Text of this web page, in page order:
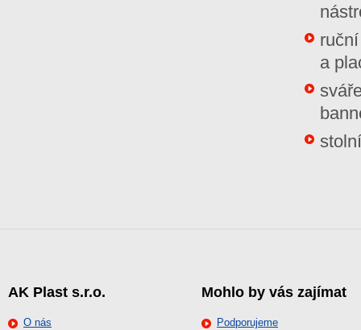
a
AK Plast s.r.o.
O nás
Mohlo by vás zajímat
Podporujeme